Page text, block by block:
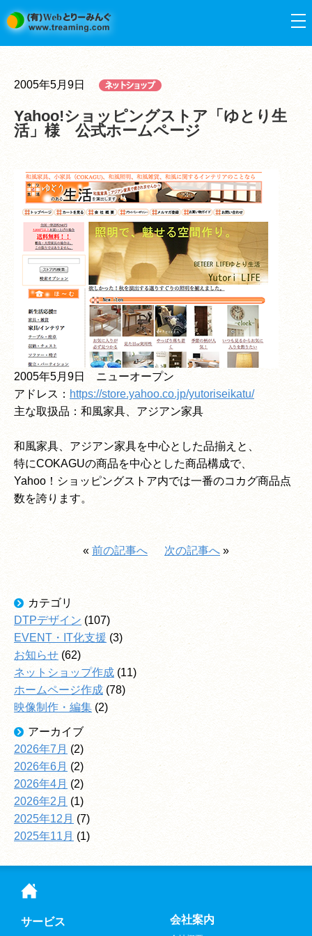
2005年5月9日
Yahoo!ショッピングストア「ゆとり生
活」様 公式ホームページ
2005年5月9日 ニューオープン
アドレス： https://store.yahoo.co.jp/yutoriseikatu/
主な取扱品：和風家具、アジアン家具
和風家具、アジアン家具を中心とした品揃えと、
特にCOKAGUの商品を中心とした商品構成で、
Yahoo！ショッピングストア内では一番のコカグ商品点
数を誇ります。
« 前の記事へ 次の記事へ »
カテゴリ
DTPデザイン (107)
EVENT・IT化支援 (3)
お知らせ (62)
ネットショップ作成 (11)
ホームページ作成 (78)
映像制作・編集 (2)
アーカイブ
2026年7月 (2)
2026年6月 (2)
2026年4月 (2)
2026年2月 (1)
2025年12月 (7)
2025年11月 (1)
サービス 会社案内